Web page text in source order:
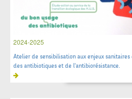
2024-2025
Atelier de sensibilisation aux enjeux
des antibiotiques et de l'antibiorésistance.